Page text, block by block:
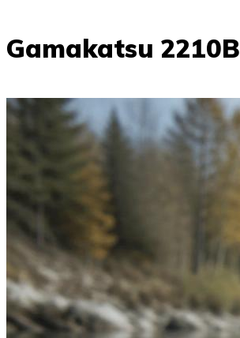
Gamakatsu 2210B